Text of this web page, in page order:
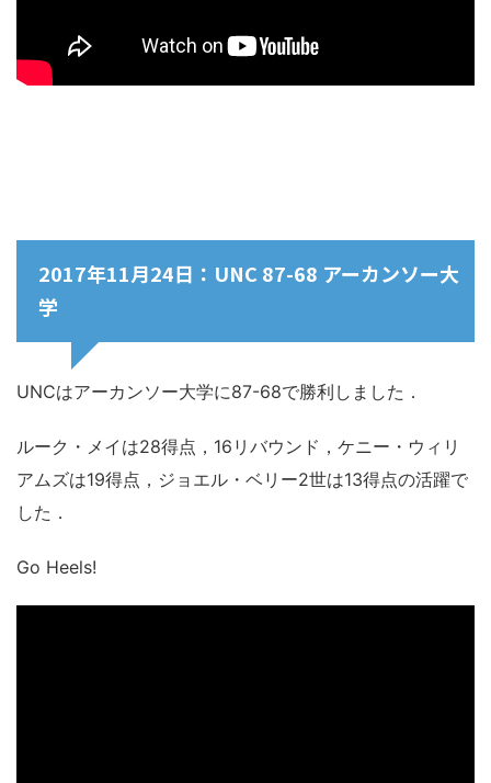
2017年11月24日：UNC 87-68 アーカンソー大
学
UNCはアーカンソー大学に87-68で勝利しました．
ルーク・メイは28得点，16リバウンド，ケニー・ウィリ
アムズは19得点，ジョエル・ベリー2世は13得点の活躍で
した．
Go Heels!